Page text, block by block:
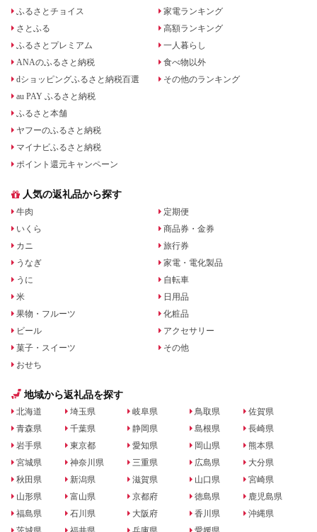
ふるさとチョイス
さとふる
ふるさとプレミアム
ANAのふるさと納税
dショッピングふるさと納税百選
au PAY ふるさと納税
ふるさと本舗
ヤフーのふるさと納税
マイナビふるさと納税
ポイント還元キャンペーン
家電ランキング
高額ランキング
一人暮らし
食べ物以外
その他のランキング
人気の返礼品から探す
牛肉
いくら
カニ
うなぎ
うに
米
果物・フルーツ
ビール
菓子・スイーツ
おせち
定期便
商品券・金券
旅行券
家電・電化製品
自転車
日用品
化粧品
アクセサリー
その他
地域から返礼品を探す
北海道
青森県
岩手県
宮城県
秋田県
山形県
福島県
埼玉県
千葉県
東京都
神奈川県
新潟県
富山県
石川県
岐阜県
静岡県
愛知県
三重県
滋賀県
京都府
大阪府
鳥取県
島根県
岡山県
広島県
山口県
徳島県
香川県
佐賀県
長崎県
熊本県
大分県
宮崎県
鹿児島県
沖縄県